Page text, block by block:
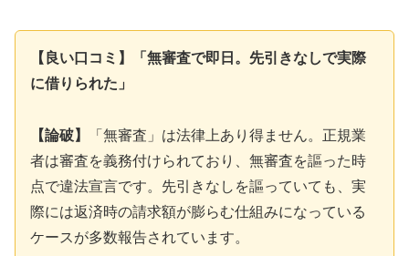
【良い口コミ】「無審査で即日。先引きなしで実際
に借りられた」
【論破】
「無審査」は法律上あり得ません。正規業
者は審査を義務付けられており、無審査を謳った時
点で違法宣言です。先引きなしを謳っていても、実
際には返済時の請求額が膨らむ仕組みになっている
ケースが多数報告されています。